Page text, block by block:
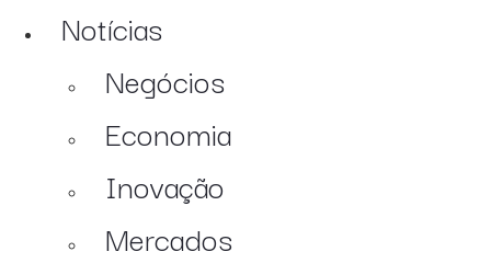
Notícias
Negócios
Economia
Inovação
Mercados